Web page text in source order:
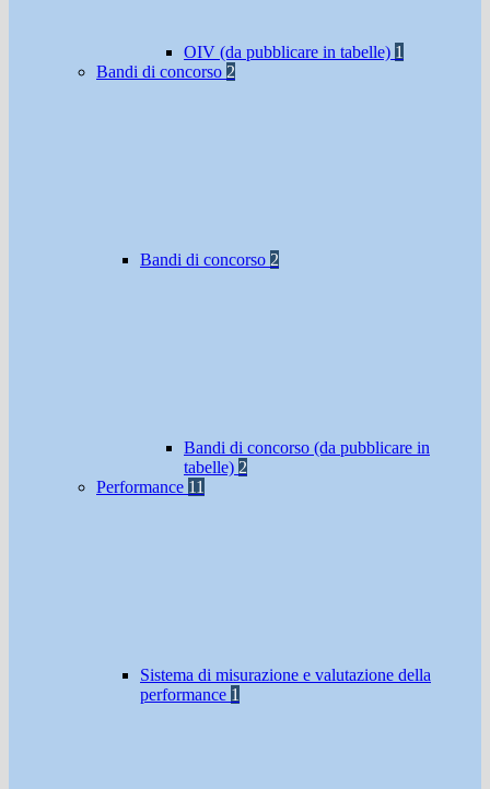
OIV (da pubblicare in tabelle) 1
Bandi di concorso 2
Bandi di concorso 2
Bandi di concorso (da pubblicare in
tabelle) 2
Performance 11
Sistema di misurazione e valutazione della
performance 1